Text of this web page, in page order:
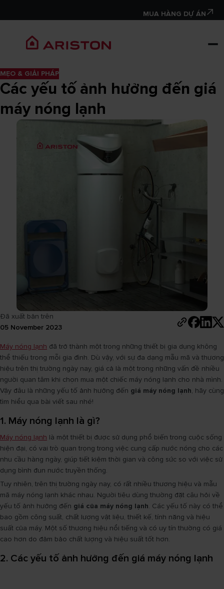
MUA HÀNG DỰ ÁN
MẸO & GIẢI PHÁP
Các yếu tố ảnh hưởng đến giá
máy nóng lạnh
Đã xuất bản trên
05 November 2023
Máy nóng lạnh đã trở thành một trong những thiết bị gia dụng không
thể thiếu trong mỗi gia đình. Dù vậy, với sự đa dạng mẫu mã và thương
hiệu trên thị trường ngày nay, giá cả là một trong những vấn đề nhiều
người quan tâm khi chọn mua một chiếc máy nóng lạnh cho nhà mình.
Vậy đâu là những yếu tố ảnh hưởng đến giá máy nóng lạnh, hãy cùng
tìm hiểu qua bài viết sau nhé!
1. Máy nóng lạnh là gì?
Máy nóng lạnh là một thiết bị được sử dụng phổ biến trong cuộc sống
hiện đại, có vai trò quan trọng trong việc cung cấp nước nóng cho các
nhu cầu hàng ngày, giúp tiết kiệm thời gian và công sức so với việc sử
dụng bình đun nước truyền thống.
Tuy nhiên, trên thị trường ngày nay, có rất nhiều thương hiệu và mẫu
mã máy nóng lạnh khác nhau. Người tiêu dùng thường đặt câu hỏi về
yếu tố ảnh hưởng đến giá của máy nóng lạnh. Các yếu tố này có thể
bao gồm công suất, chất lượng vật liệu, thiết kế, tính năng và hiệu
suất của máy. Một số thương hiệu nổi tiếng và có uy tín thường có giá
cao hơn do đảm bảo chất lượng và hiệu suất tốt hơn.
2. Các yếu tố ảnh hưởng đến giá máy nóng lạnh